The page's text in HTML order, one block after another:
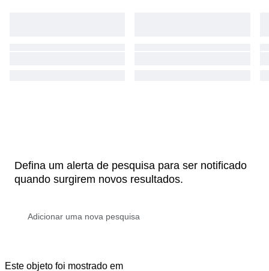
Defina um alerta de pesquisa para ser notificado
quando surgirem novos resultados.
Este objeto foi mostrado em